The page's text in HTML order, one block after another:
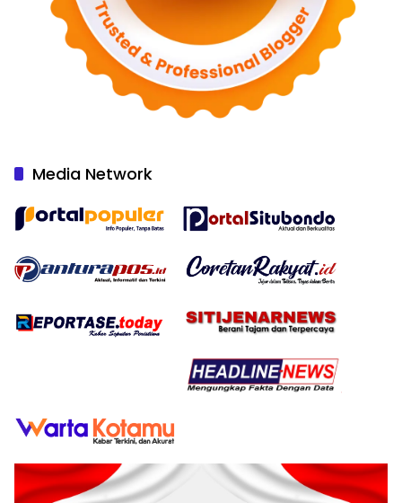
Media Network